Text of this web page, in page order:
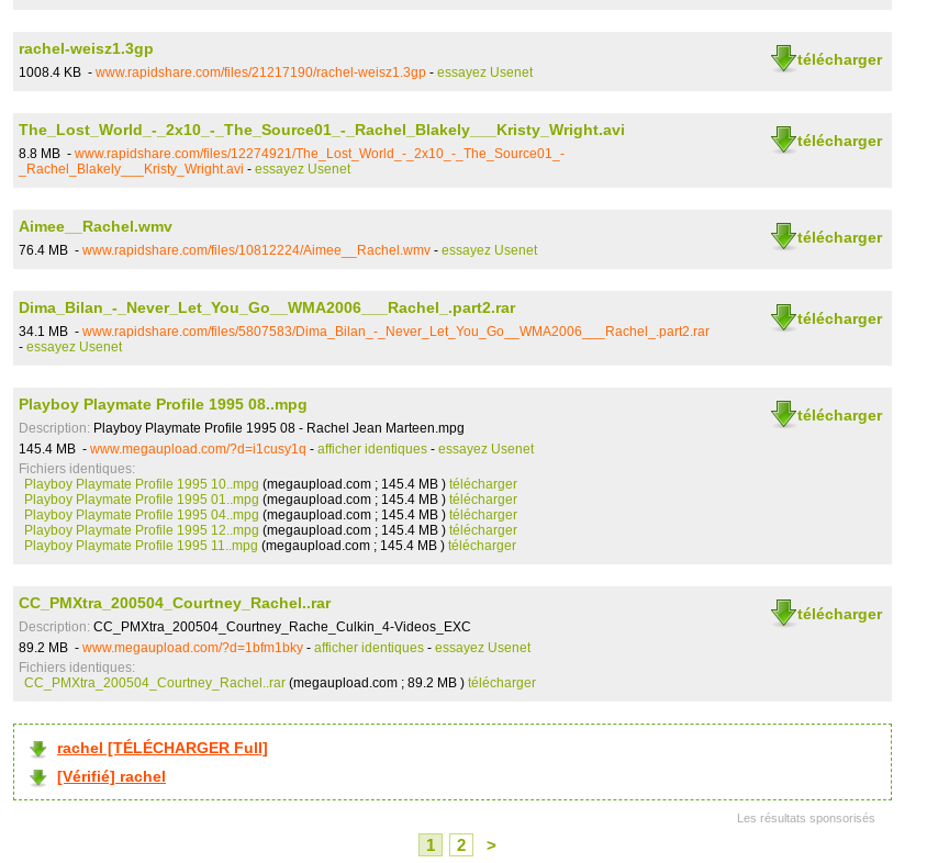
télécharger
rachel-weisz1.3gp
1008.4 KB - www.rapidshare.com/files/21217190/rachel-weisz1.3gp - essayez Usenet
télécharger
The_Lost_World_-_2x10_-_The_Source01_-_Rachel_Blakely___Kristy_Wright.avi
8.8 MB - www.rapidshare.com/files/12274921/The_Lost_World_-_2x10_-_The_Source01_-
_Rachel_Blakely___Kristy_Wright.avi - essayez Usenet
télécharger
Aimee__Rachel.wmv
76.4 MB - www.rapidshare.com/files/10812224/Aimee__Rachel.wmv - essayez Usenet
télécharger
Dima_Bilan_-_Never_Let_You_Go__WMA2006___Rachel_.part2.rar
34.1 MB - www.rapidshare.com/files/5807583/Dima_Bilan_-_Never_Let_You_Go__WMA2006___Rachel_.part2.rar
- essayez Usenet
télécharger
Playboy Playmate Profile 1995 08..mpg
Description: Playboy Playmate Profile 1995 08 - Rachel Jean Marteen.mpg
145.4 MB - www.megaupload.com/?d=i1cusy1q - afficher identiques - essayez Usenet
Fichiers identiques:
Playboy Playmate Profile 1995 10..mpg (megaupload.com ; 145.4 MB ) télécharger
Playboy Playmate Profile 1995 01..mpg (megaupload.com ; 145.4 MB ) télécharger
Playboy Playmate Profile 1995 04..mpg (megaupload.com ; 145.4 MB ) télécharger
Playboy Playmate Profile 1995 12..mpg (megaupload.com ; 145.4 MB ) télécharger
Playboy Playmate Profile 1995 11..mpg (megaupload.com ; 145.4 MB ) télécharger
télécharger
CC_PMXtra_200504_Courtney_Rachel..rar
Description: CC_PMXtra_200504_Courtney_Rache_Culkin_4-Videos_EXC
89.2 MB - www.megaupload.com/?d=1bfm1bky - afficher identiques - essayez Usenet
Fichiers identiques:
CC_PMXtra_200504_Courtney_Rachel..rar (megaupload.com ; 89.2 MB ) télécharger
rachel [TÉLÉCHARGER Full]
[Vérifié] rachel
Les résultats sponsorisés
1 2 >